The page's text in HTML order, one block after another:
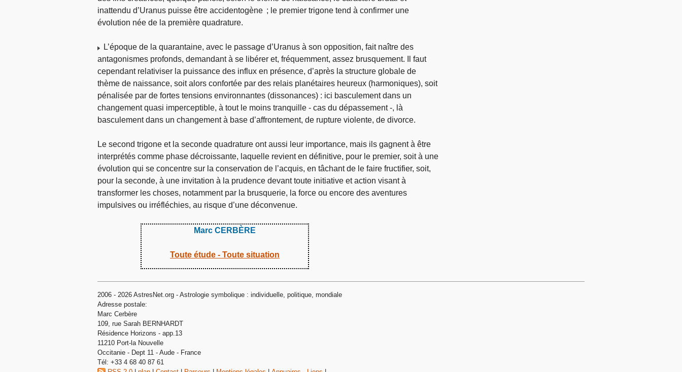
inattendu d’Uranus puisse être accidentogène ; le premier trigone tend à confirmer une
évolution née de la première quadrature.
L’époque de la quarantaine, avec le passage d’Uranus à son opposition, fait naître des
antagonismes profonds, demandant à se libérer et, fréquemment, assez brusquement. Il faut
cependant relativiser la puissance des influx en présence, d’après la structure globale de
thème de naissance, soit alors confortée par des relais planétaires heureux (harmoniques), soit
pénalisée par de fortes tensions environnantes (dissonances) : ici basculement dans un
changement quasi imperceptible, à tout le moins tranquille - cas du dépassement -, là
basculement dans un changement à base d’affrontement, de rupture violente, de divorce.
Le second trigone et la seconde quadrature ont aussi leur importance, mais ils gagnent à être
interprétés comme phase décroissante, laquelle revient en définitive, pour le premier, soit à une
évolution qui se concentre sur la conservation de l’acquis, en tâchant de le faire fructifier, soit,
pour la seconde, à une invitation à la prudence devant toute initiative et action visant à
transformer les choses, notamment par la brusquerie, la force ou encore des aventures
impulsives ou irréfléchies, au risque d’une déconvenue.
Marc CERBÈRE
Toute étude - Toute situation
2006 - 2026 AstresNet.org - Astrologie symbolique : individuelle, politique, mondiale
Adresse postale:
Marc Cerbère
109, rue Sarah BERNHARDT
Résidence Horizons - app.13
11210 Port-la Nouvelle
Occitanie - Dept 11 - Aude - France
Tél: +33 4 68 40 87 61